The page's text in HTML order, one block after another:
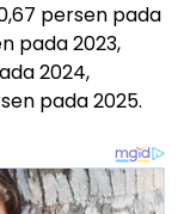
persen pada
pada 2023,
2024,
pada 2025.